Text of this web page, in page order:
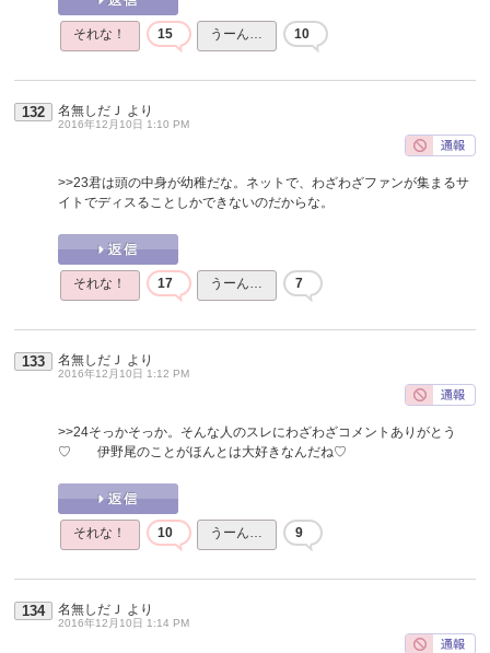
それな！ 15 うーん… 10
132 名無しだＪ より
2016年12月10日 1:10 PM
>>23君は頭の中身が幼稚だな。ネットで、わざわざファンが集まるサ
イトでディスることしかできないのだからな。
それな！ 17 うーん… 7
133 名無しだＪ より
2016年12月10日 1:12 PM
>>24そっかそっか。そんな人のスレにわざわざコメントありがとう
♡ 伊野尾のことがほんとは大好きなんだね♡
それな！ 10 うーん… 9
134 名無しだＪ より
2016年12月10日 1:14 PM